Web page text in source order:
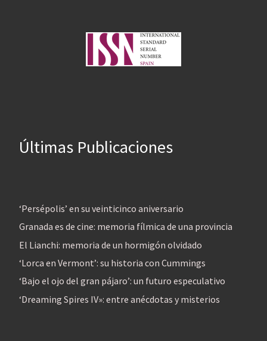
Últimas Publicaciones
‘Persépolis’ en su veinticinco aniversario
Granada es de cine: memoria fílmica de una provincia
El Lianchi: memoria de un hormigón olvidado
‘Lorca en Vermont’: su historia con Cummings
‘Bajo el ojo del gran pájaro’: un futuro especulativo
‘Dreaming Spires IV»: entre anécdotas y misterios